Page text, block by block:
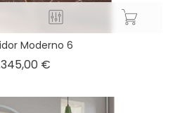
Moderno 6
€Precio